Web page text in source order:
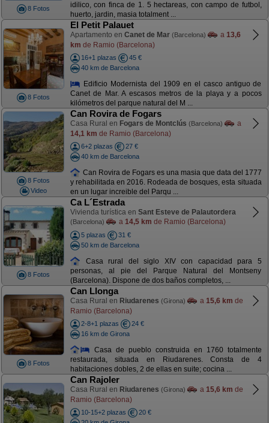
8 Fotos
idilico, con finca de 1. 5 hectareas, con campo de futbol,
huerto, jardin, masia totalment ...
8 Fotos
El Petit Palauet
Apartamento en Canet de Mar (Barcelona) a 13,6
km de Ramio (Barcelona)
16+1 plazas
45 €
40 km de Barcelona
Edificio Modernista del 1909 en el casco antiguo de
Canet de Mar. A escasos metros de la playa y a pocos
kilómetros del parque natural del M ...
8 Fotos
Video
Can Rovira de Fogars
Casa Rural en Fogars de Montclús (Barcelona)
a
14,1 km de Ramio (Barcelona)
6+2 plazas
27 €
40 km de Barcelona
Can Rovira de Fogars es una masia que data del 1777
y rehabilitada en 2016. Rodeada de bosques, esta situada
en un lugar increible del Parqu ...
8 Fotos
Ca L´Estrada
Vivienda turística en Sant Esteve de Palautordera
(Barcelona) a 14,5 km de Ramio (Barcelona)
5 plazas
31 €
50 km de Barcelona
Casa rural del siglo XIV con capacidad para 5
personas, al pie del Parque Natural del Montseny
(Barcelona). Dispone de dos baños completos, ...
8 Fotos
Can Llonga
Casa Rural en Riudarenes (Girona) a 15,6 km de
Ramio (Barcelona)
2-8+1 plazas
24 €
16 km de Girona
Casa de pueblo construida en 1760 totalmente
restaurada, situada en Riudarenes. Consta de 4
habitaciones dobles, 2 de ellas en suite; cocina ...
Can Rajoler
Casa Rural en Riudarenes (Girona) a 15,6 km de
Ramio (Barcelona)
10-15+2 plazas
20 €